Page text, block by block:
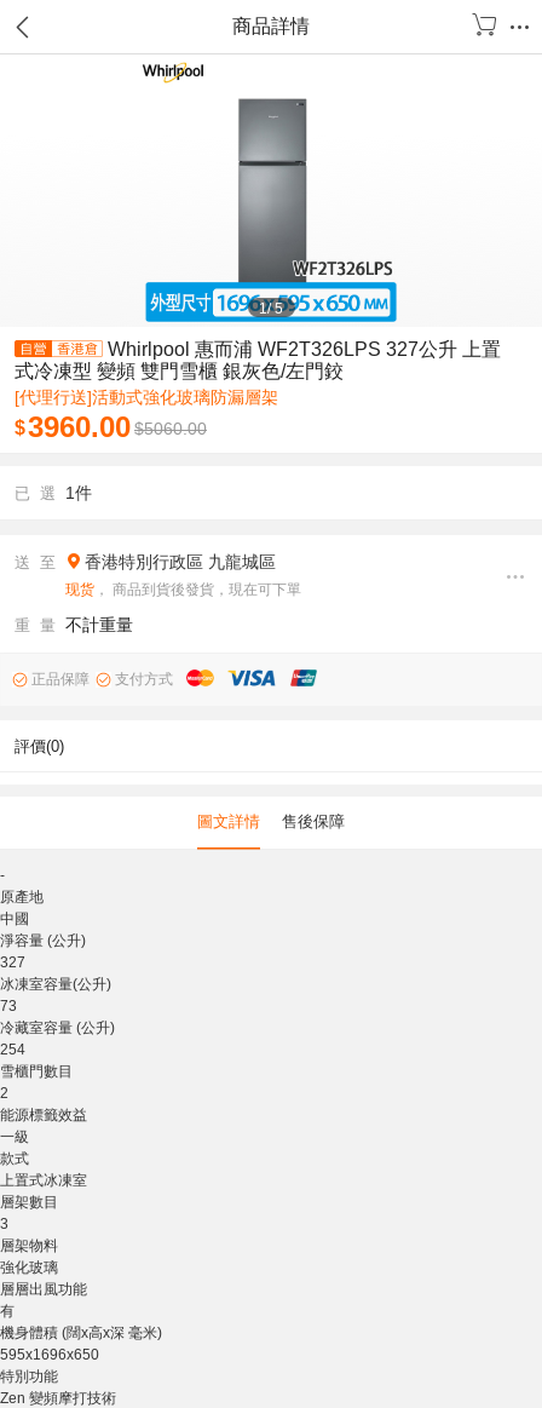
商品詳情
1/5
Whirlpool 惠而浦 WF2T326LPS 327公升 上置
式冷凍型 變頻 雙門雪櫃 銀灰色/左門鉸
[代理行送]活動式強化玻璃防漏層架
$3960.00$5060.00
已 選 1件
送 至 香港特別行政區 九龍城區
现货 ， 商品到貨後發貨，現在可下單
重 量 不計重量
正品保障 支付方式
評價(0)
圖文詳情 售後保障
-
原產地
中國
淨容量 (公升)
327
冰凍室容量(公升)
73
冷藏室容量 (公升)
254
雪櫃門數目
2
能源標籤效益
一級
款式
上置式冰凍室
層架數目
3
層架物料
強化玻璃
層層出風功能
有
機身體積 (闊x高x深 毫米)
595x1696x650
特別功能
Zen 變頻摩打技術